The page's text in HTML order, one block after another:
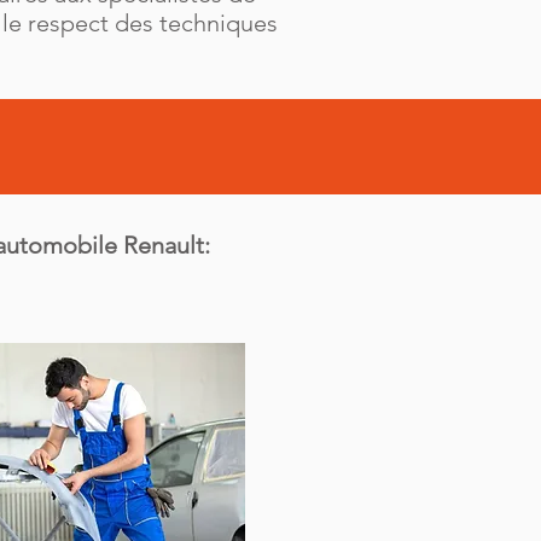
respect des techniques
Renault: